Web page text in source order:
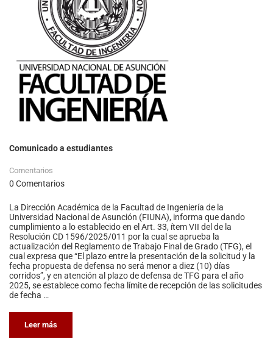
Comunicado a estudiantes
Comentarios
0 Comentarios
La Dirección Académica de la Facultad de Ingeniería de la
Universidad Nacional de Asunción (FIUNA), informa que dando
cumplimiento a lo establecido en el Art. 33, ítem VII del de la
Resolución CD 1596/2025/011 por la cual se aprueba la
actualización del Reglamento de Trabajo Final de Grado (TFG), el
cual expresa que “El plazo entre la presentación de la solicitud y la
fecha propuesta de defensa no será menor a diez (10) días
corridos”, y en atención al plazo de defensa de TFG para el año
2025, se establece como fecha límite de recepción de las solicitudes
de fecha …
Leer más